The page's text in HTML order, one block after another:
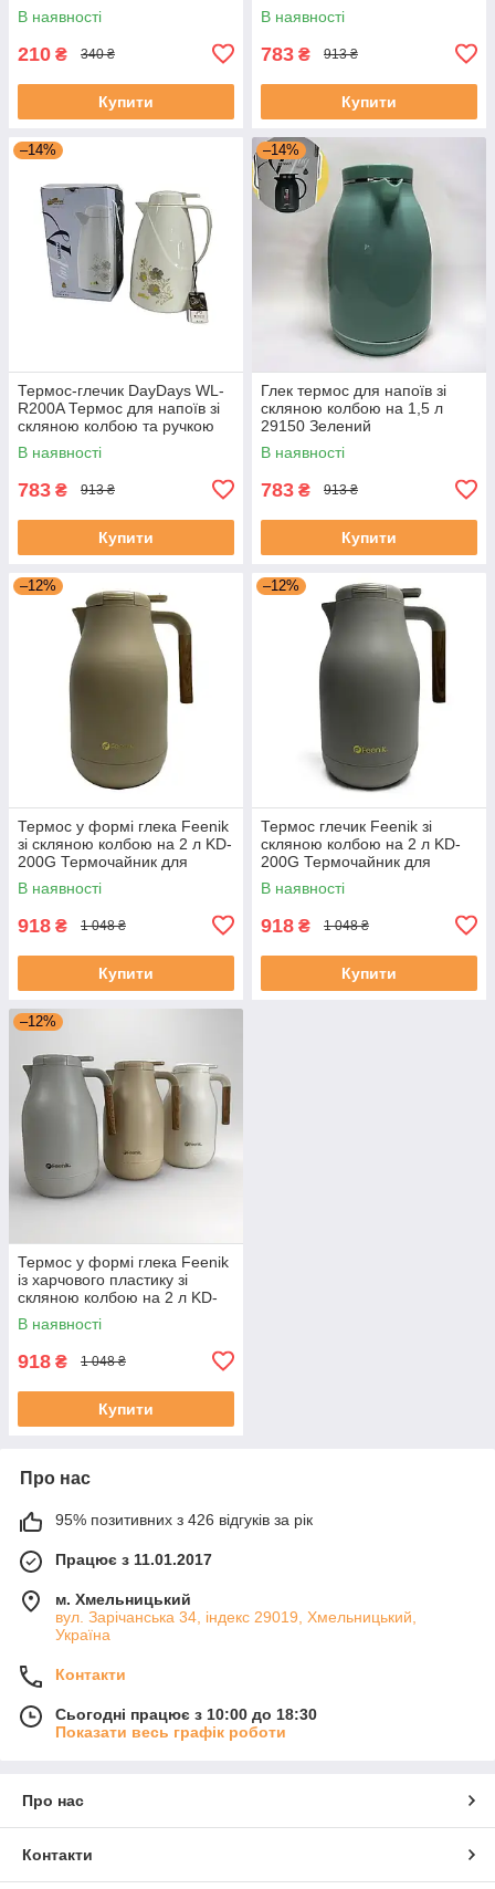
В наявності
210 ₴ 340 ₴
Купити
В наявності
783 ₴ 913 ₴
Купити
–14%
Термос-глечик DayDays WL-
R200A Термос для напоїв зі
скляною колбою та ручкою
В наявності
783 ₴ 913 ₴
Купити
–14%
Глек термос для напоїв зі
скляною колбою на 1,5 л
29150 Зелений
В наявності
783 ₴ 913 ₴
Купити
–12%
Термос у формі глека Feenik
зі скляною колбою на 2 л KD-
200G Термочайник для
напоїв Бежевий
В наявності
918 ₴ 1 048 ₴
Купити
–12%
Термос глечик Feenik зі
скляною колбою на 2 л KD-
200G Термочайник для
напоїв Сірий
В наявності
918 ₴ 1 048 ₴
Купити
–12%
Термос у формі глека Feenik
із харчового пластику зі
скляною колбою на 2 л KD-
200G Білий
В наявності
918 ₴ 1 048 ₴
Купити
Про нас
95% позитивних з 426 відгуків за рік
Працює з 11.01.2017
м. Хмельницький
вул. Зарічанська 34, індекс 29019, Хмельницький,
Україна
Контакти
Сьогодні працює з 10:00 до 18:30
Показати весь графік роботи
Про нас
Контакти